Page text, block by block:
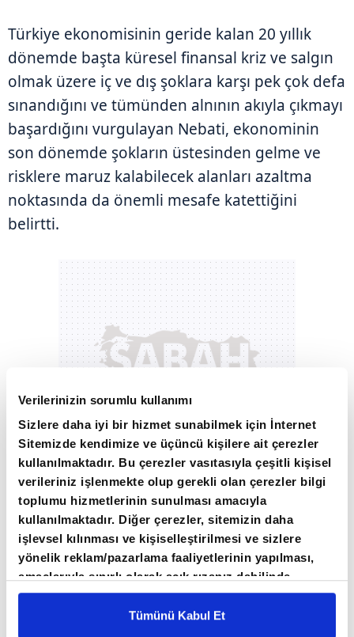
Verilerinizin sorumlu kullanımı
Sizlere daha iyi bir hizmet sunabilmek için İnternet
Sitemizde kendimize ve üçüncü kişilere ait çerezler
kullanılmaktadır. Bu çerezler vasıtasıyla çeşitli kişisel
verileriniz işlenmekte olup gerekli olan çerezler bilgi
toplumu hizmetlerinin sunulması amacıyla
kullanılmaktadır. Diğer çerezler, sitemizin daha
işlevsel kılınması ve kişiselleştirilmesi ve sizlere
yönelik reklam/pazarlama faaliyetlerinin yapılması,
amaçlarıyla sınırlı olarak açık rızanız dahilinde
kullanılacaktır. Çerezlere ilişkin tercihlerinizi çerez
paneli vasıtasıyla belirleyebilirsiniz. Çerezlere ilişkin
detaylı bilgi için Ayarlar butonuna tıklayabilir,
Tümünü Kabul Et
Türkiye ekonomisinin geride kalan 20 yıllık
dönemde başta küresel finansal kriz ve salgın
olmak üzere iç ve dış şoklara karşı pek çok defa
sınandığını ve tümünden alnının akıyla çıkmayı
başardığını vurgulayan Nebati, ekonominin
son dönemde şokların üstesinden gelme ve
risklere maruz kalabilecek alanları azaltma
noktasında da önemli mesafe katettiğini
belirtti.
"ÇOK DAHA DİRENÇLİ VE DİRAYETLİ BİR
TÜRKİYE EKONOMİSİ GÖRECEĞİZ"
Nebati, Türkiye'nin hem kamu borçluluğunda
hem de toplam borçluluğunda gelişmiş ve
gelişmekte olan ülkelerden pozitif ayrıştığına